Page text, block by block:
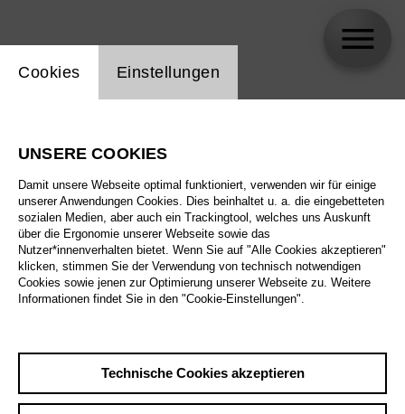
Einstellung Website Cookie
Cookies Einstellungen
UNSERE COOKIES
Damit unsere Webseite optimal funktioniert, verwenden wir für einige
unserer Anwendungen Cookies. Dies beinhaltet u. a. die eingebetteten
sozialen Medien, aber auch ein Trackingtool, welches uns Auskunft
über die Ergonomie unserer Webseite sowie das
Nutzer*innenverhalten bietet. Wenn Sie auf "Alle Cookies akzeptieren"
klicken, stimmen Sie der Verwendung von technisch notwendigen
Cookies sowie jenen zur Optimierung unserer Webseite zu. Weitere
Informationen findet Sie in den "Cookie-Einstellungen".
Technische Cookies akzeptieren